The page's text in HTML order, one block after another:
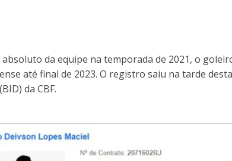
da equipe na temporada de 2021, o
até final de 2023. O registro saiu na tarde
da CBF.